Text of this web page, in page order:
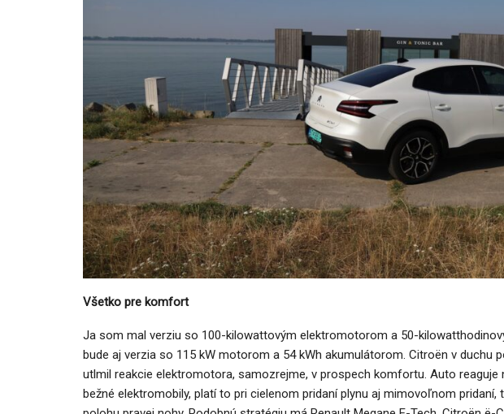
Všetko pre komfort
Ja som mal verziu so 100-kilowattovým elektromotorom a 50-
bude aj verzia so 115 kW motorom a 54 kWh akumulátorom. Citroën v duchu
utlmil reakcie elektromotora, samozrejme, v prospech komfortu. Auto reaguje
bežné elektromobily, platí to pri cielenom pridaní plynu aj mimovoľnom pridaní,